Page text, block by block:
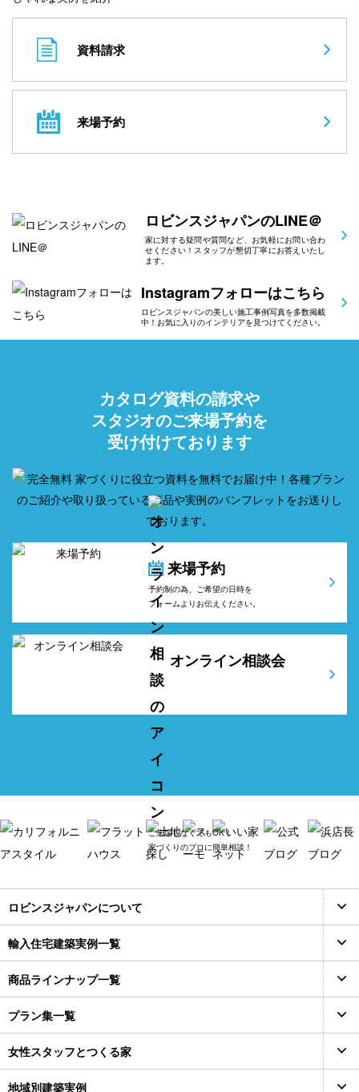
資料請求
来場予約
ロビンスジャパンのLINE＠
家に対する疑問や質問など、お気軽にお問い合わ
せください！スタッフが懇切丁寧にお答えいたし
ます。
Instagramフォローはこちら
ロビンスジャパンの美しい施工事例写真を多数掲載
中！お気に入りのインテリアを見つけてください。
カタログ資料の請求や
スタジオのご来場予約を
受け付けております
来場予約
予約制の為、ご希望の日時を
フォームよりお伝えください。
オンライン相談会
ご来場しなくてもOK！
家づくりのプロに簡単相談！
ロビンスジャパンについて
輸入住宅建築実例一覧
商品ラインナップ一覧
プラン集一覧
女性スタッフとつくる家
地域別建築実例